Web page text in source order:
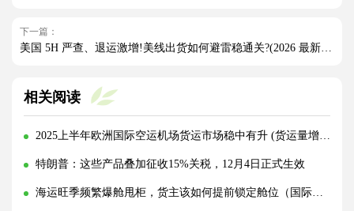
下一篇：
相关阅读
2025上半年欧洲国际空运机场货运市场稳中有升 (货运量增长超10.4%)
特朗普：这些产品叠加征收15%关税，12月4日正式生效
海运旺季频繁爆舱甩柜，货主该如何提前锁定舱位（国际海运干货知识分享）